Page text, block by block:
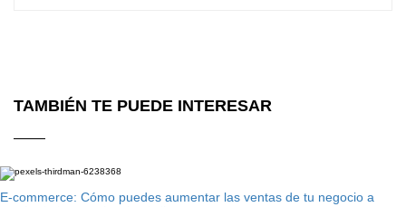
TAMBIÉN TE PUEDE INTERESAR
E-commerce: Cómo puedes aumentar las ventas de tu negocio a